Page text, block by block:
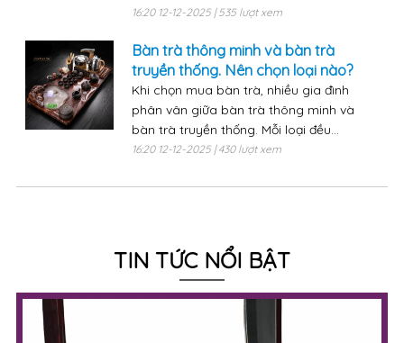
16:20 12-12-2025 | 535 lượt xem
Bàn trà thông minh và bàn trà
truyền thống. Nên chọn loại nào?
Khi chọn mua bàn trà, nhiều gia đình
phân vân giữa bàn trà thông minh và
bàn trà truyền thống. Mỗi loại đều...
16:20 12-12-2025 | 430 lượt xem
TIN TỨC NỔI BẬT